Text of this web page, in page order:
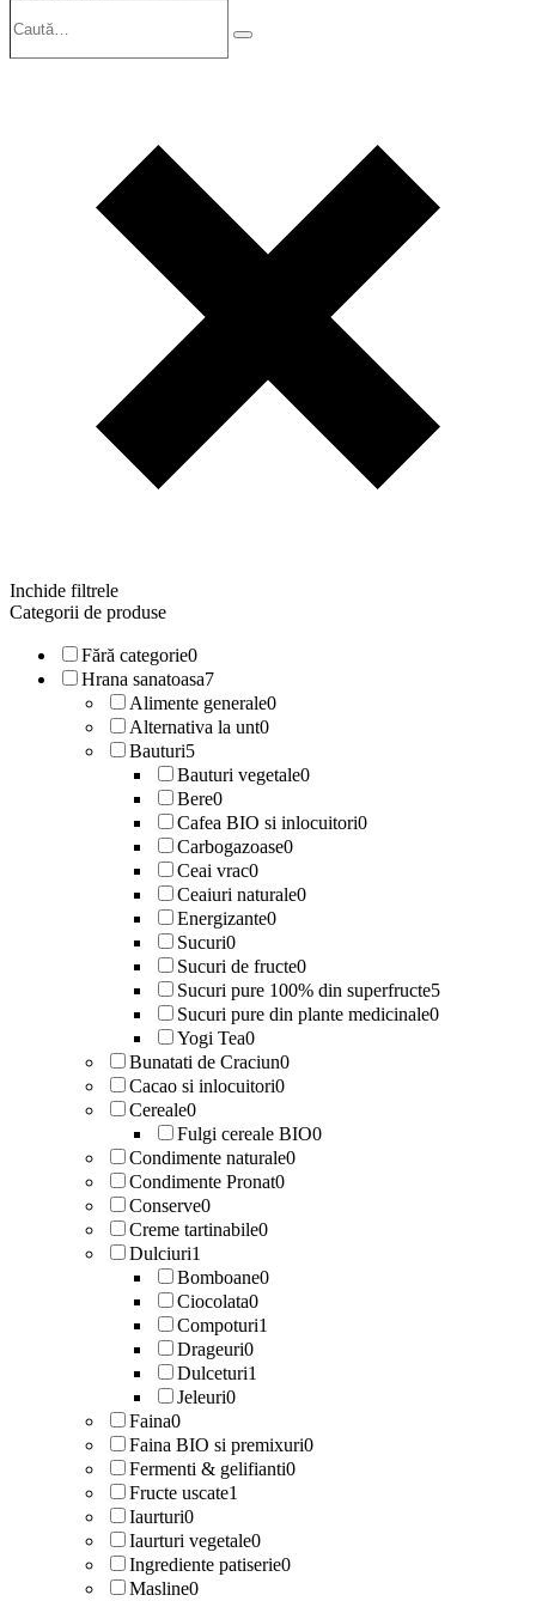
Search
Inchide filtrele
Categorii de produse
Fără categorie0
Hrana sanatoasa7
Alimente generale0
Alternativa la unt0
Bauturi5
Bauturi vegetale0
Bere0
Cafea BIO si inlocuitori0
Carbogazoase0
Ceai vrac0
Ceaiuri naturale0
Energizante0
Sucuri0
Sucuri de fructe0
Sucuri pure 100% din superfructe5
Sucuri pure din plante medicinale0
Yogi Tea0
Bunatati de Craciun0
Cacao si inlocuitori0
Cereale0
Fulgi cereale BIO0
Condimente naturale0
Condimente Pronat0
Conserve0
Creme tartinabile0
Dulciuri1
Bomboane0
Ciocolata0
Compoturi1
Drageuri0
Dulceturi1
Jeleuri0
Faina0
Faina BIO si premixuri0
Fermenti & gelifianti0
Fructe uscate1
Iaurturi0
Iaurturi vegetale0
Ingrediente patiserie0
Masline0